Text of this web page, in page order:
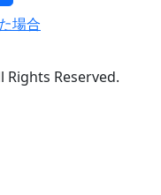
場合
Rights Reserved.